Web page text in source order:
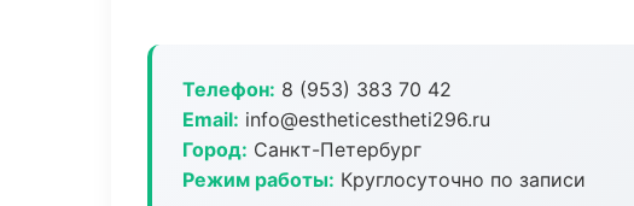
Телефон: 8 (953) 383 70 42
Email: info@estheticestheti296.ru
Город: Санкт-Петербург
Режим работы: Круглосуточно по записи